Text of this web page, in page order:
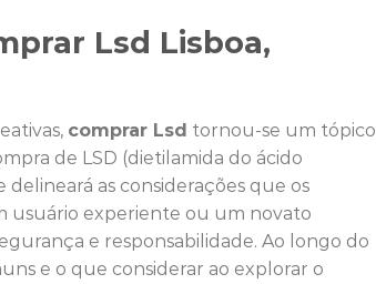
Lsd Lisboa,
comprar Lsd tornou-se um tópico
de LSD (dietilamida do ácido
delineará as considerações que os
usuário experiente ou um novato
e responsabilidade. Ao longo do
e o que considerar ao explorar o